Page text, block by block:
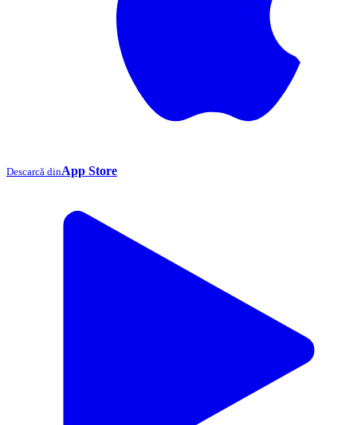
Descarcă dinApp Store